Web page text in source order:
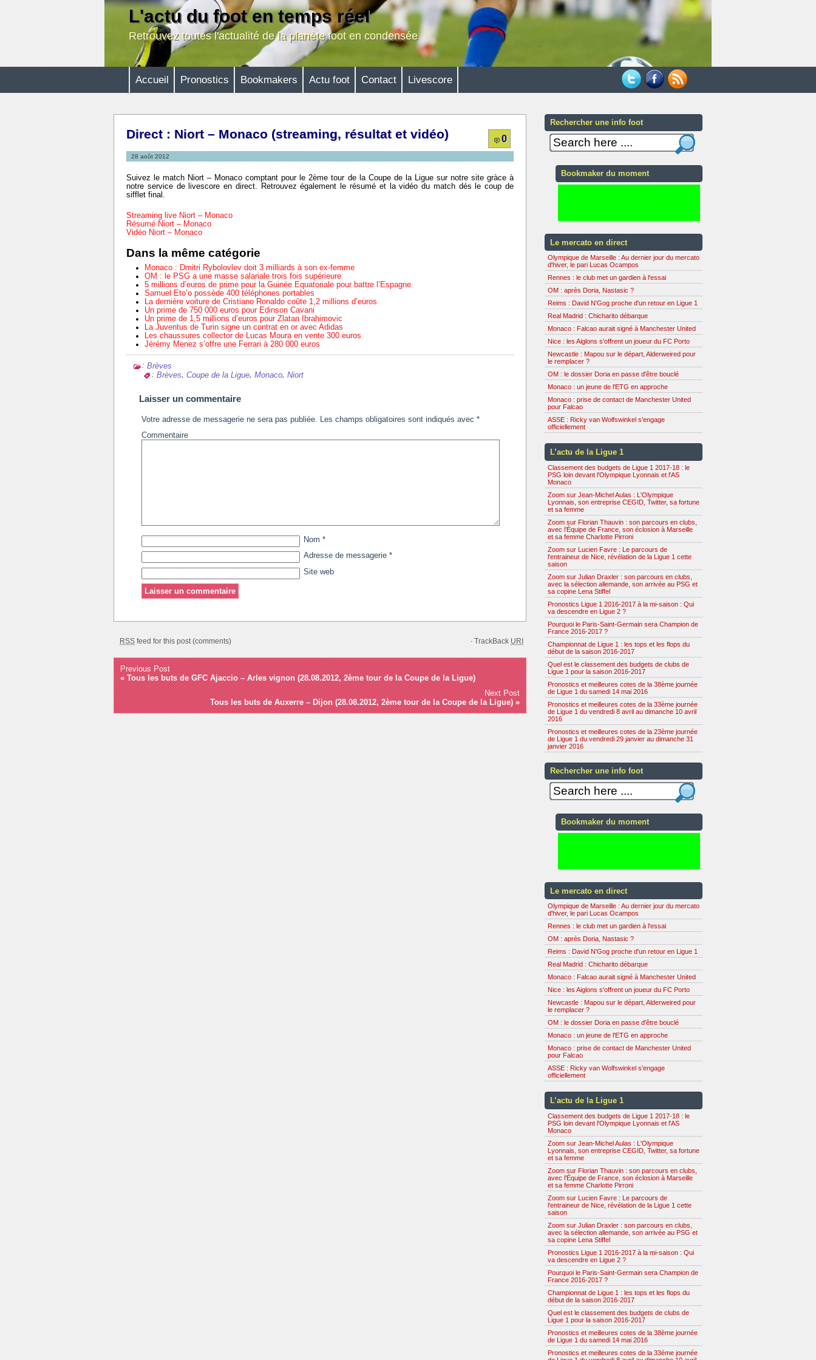
L'actu du foot en temps réel
Retrouvez toutes l'actualité de la planète foot en condensée
Accueil Pronostics Bookmakers Actu foot Contact Livescore
0
Direct : Niort – Monaco (streaming, résultat et vidéo)
28 août 2012
Suivez le match Niort – Monaco comptant pour le 2ème tour de la Coupe de la Ligue sur notre site gràce à
notre service de livescore en direct. Retrouvez également le résumé et la vidéo du match dés le coup de
sifflet final.
Streaming live Niort – Monaco
Résumé Niort – Monaco
Vidéo Niort – Monaco
Dans la même catégorie
Monaco : Dmitri Rybolovlev doit 3 milliards à son ex-femme
OM : le PSG a une masse salariale trois fois supérieure
5 millions d’euros de prime pour la Guinée Equatoriale pour battre l’Espagne
Samuel Eto’o possède 400 téléphones portables
La dernière voiture de Cristiano Ronaldo coûte 1,2 millions d’euros
Un prime de 750 000 euros pour Edinson Cavani
Un prime de 1,5 millions d’euros pour Zlatan Ibrahimovic
La Juventus de Turin signe un contrat en or avec Adidas
Les chaussures collector de Lucas Moura en vente 300 euros
Jérémy Menez s’offre une Ferrari à 280 000 euros
: Brèves
: Brèves Coupe de la Ligue Monaco Niort
Laisser un commentaire
Votre adresse de messagerie ne sera pas publiée. Les champs obligatoires sont indiqués avec *
Commentaire
Nom *
Adresse de messagerie *
Site web
RSS feed for this post (comments) · TrackBack URI
Previous Post
«Tous les buts de GFC Ajaccio – Arles vignon (28.08.2012, 2ème tour de la Coupe de la Ligue)
Next Post
Tous les buts de Auxerre – Dijon (28.08.2012, 2ème tour de la Coupe de la Ligue)»
Rechercher une info foot
Bookmaker du moment
Le mercato en direct
Olympique de Marseille : Au dernier jour du mercato
d'hiver, le pari Lucas Ocampos
Rennes : le club met un gardien à l'essai
OM : après Doria, Nastasic ?
Reims : David N'Gog proche d'un retour en Ligue 1
Real Madrid : Chicharito débarque
Monaco : Falcao aurait signé à Manchester United
Nice : les Aiglons s'offrent un joueur du FC Porto
Newcastle : Mapou sur le départ, Alderweired pour
le remplacer ?
OM : le dossier Doria en passe d'être bouclé
Monaco : un jeune de l'ETG en approche
Monaco : prise de contact de Manchester United
pour Falcao
ASSE : Ricky van Wolfswinkel s'engage
officiellement
L’actu de la Ligue 1
Classement des budgets de Ligue 1 2017-18 : le
PSG loin devant l'Olympique Lyonnais et l'AS
Monaco
Zoom sur Jean-Michel Aulas : L'Olympique
Lyonnais, son entreprise CEGID, Twitter, sa fortune
et sa femme
Zoom sur Florian Thauvin : son parcours en clubs,
avec l’Équipe de France, son éclosion à Marseille
et sa femme Charlotte Pirroni
Zoom sur Lucien Favre : Le parcours de
l'entraineur de Nice, révélation de la Ligue 1 cette
saison
Zoom sur Julian Draxler : son parcours en clubs,
avec la sélection allemande, son arrivée au PSG et
sa copine Lena Stiffel
Pronostics Ligue 1 2016-2017 à la mi-saison : Qui
va descendre en Ligue 2 ?
Pourquoi le Paris-Saint-Germain sera Champion de
France 2016-2017 ?
Championnat de Ligue 1 : les tops et les flops du
début de la saison 2016-2017
Quel est le classement des budgets de clubs de
Ligue 1 pour la saison 2016-2017
Pronostics et meilleures cotes de la 38ème journée
de Ligue 1 du samedi 14 mai 2016
Pronostics et meilleures cotes de la 33ème journée
de Ligue 1 du vendredi 8 avril au dimanche 10 avril
2016
Pronostics et meilleures cotes de la 23ème journée
de Ligue 1 du vendredi 29 janvier au dimanche 31
janvier 2016
Rechercher une info foot
Bookmaker du moment
Le mercato en direct
Olympique de Marseille : Au dernier jour du mercato
d'hiver, le pari Lucas Ocampos
Rennes : le club met un gardien à l'essai
OM : après Doria, Nastasic ?
Reims : David N'Gog proche d'un retour en Ligue 1
Real Madrid : Chicharito débarque
Monaco : Falcao aurait signé à Manchester United
Nice : les Aiglons s'offrent un joueur du FC Porto
Newcastle : Mapou sur le départ, Alderweired pour
le remplacer ?
OM : le dossier Doria en passe d'être bouclé
Monaco : un jeune de l'ETG en approche
Monaco : prise de contact de Manchester United
pour Falcao
ASSE : Ricky van Wolfswinkel s'engage
officiellement
L’actu de la Ligue 1
Classement des budgets de Ligue 1 2017-18 : le
PSG loin devant l'Olympique Lyonnais et l'AS
Monaco
Zoom sur Jean-Michel Aulas : L'Olympique
Lyonnais, son entreprise CEGID, Twitter, sa fortune
et sa femme
Zoom sur Florian Thauvin : son parcours en clubs,
avec l’Équipe de France, son éclosion à Marseille
et sa femme Charlotte Pirroni
Zoom sur Lucien Favre : Le parcours de
l'entraineur de Nice, révélation de la Ligue 1 cette
saison
Zoom sur Julian Draxler : son parcours en clubs,
avec la sélection allemande, son arrivée au PSG et
sa copine Lena Stiffel
Pronostics Ligue 1 2016-2017 à la mi-saison : Qui
va descendre en Ligue 2 ?
Pourquoi le Paris-Saint-Germain sera Champion de
France 2016-2017 ?
Championnat de Ligue 1 : les tops et les flops du
début de la saison 2016-2017
Quel est le classement des budgets de clubs de
Ligue 1 pour la saison 2016-2017
Pronostics et meilleures cotes de la 38ème journée
de Ligue 1 du samedi 14 mai 2016
Pronostics et meilleures cotes de la 33ème journée